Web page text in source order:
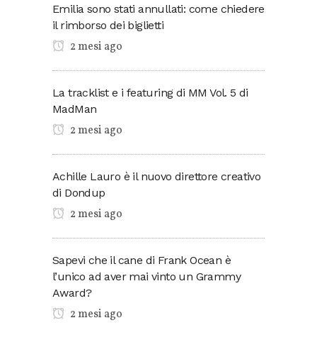
Emilia sono stati annullati: come chiedere
il rimborso dei biglietti
2 mesi ago
La tracklist e i featuring di MM Vol. 5 di
MadMan
2 mesi ago
Achille Lauro è il nuovo direttore creativo
di Dondup
2 mesi ago
Sapevi che il cane di Frank Ocean è
l’unico ad aver mai vinto un Grammy
Award?
2 mesi ago